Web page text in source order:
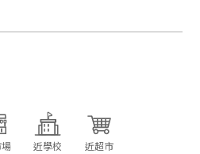
近學校 近超市